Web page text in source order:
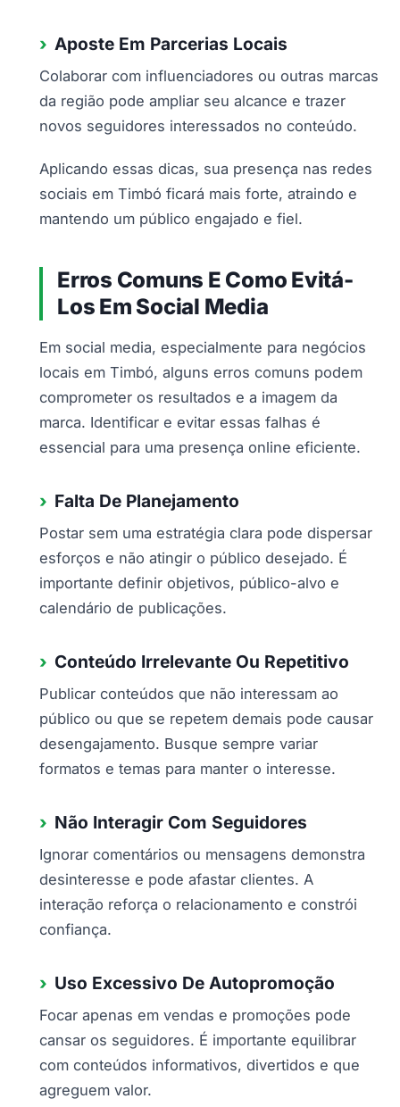
Aposte Em Parcerias Locais
Colaborar com influenciadores ou outras marcas
da região pode ampliar seu alcance e trazer
novos seguidores interessados no conteúdo.
Aplicando essas dicas, sua presença nas redes
sociais em Timbó ficará mais forte, atraindo e
mantendo um público engajado e fiel.
Erros Comuns E Como Evitá-
Los Em Social Media
Em social media, especialmente para negócios
locais em Timbó, alguns erros comuns podem
comprometer os resultados e a imagem da
marca. Identificar e evitar essas falhas é
essencial para uma presença online eficiente.
Falta De Planejamento
Postar sem uma estratégia clara pode dispersar
esforços e não atingir o público desejado. É
importante definir objetivos, público-alvo e
calendário de publicações.
Conteúdo Irrelevante Ou Repetitivo
Publicar conteúdos que não interessam ao
público ou que se repetem demais pode causar
desengajamento. Busque sempre variar
formatos e temas para manter o interesse.
Não Interagir Com Seguidores
Ignorar comentários ou mensagens demonstra
desinteresse e pode afastar clientes. A
interação reforça o relacionamento e constrói
confiança.
Uso Excessivo De Autopromoção
Focar apenas em vendas e promoções pode
cansar os seguidores. É importante equilibrar
com conteúdos informativos, divertidos e que
agreguem valor.